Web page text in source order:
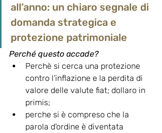
all’anno: un chiaro segnale di
domanda strategica e
protezione patrimoniale
Perché questo accade?
Perchè si cerca una protezione
contro l’inflazione e la perdita di
valore delle valute fiat; dollaro in
primis;
perche si è compreso che la
parola d'ordine è diventata